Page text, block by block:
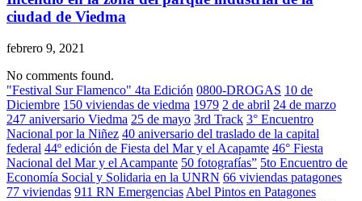
ciudad de Viedma
febrero 9, 2021
No comments found.
"Festival Sur Flamenco" 4ta Edición 0800-DROGAS 10 de
Diciembre 150 viviendas de viedma 1979 2 de abril 24 de marzo
247 aniversario Viedma 25 de mayo 3rd Track 3° Encuentro
Nacional por la Niñez 40 aniversario del traslado de la capital
federal 44º edición de Fiesta del Mar y el Acapamte 46° Fiesta
Nacional del Mar y el Acampante 50 fotografías” 5to Encuentro de
Economía Social y Solidaria en la UNRN 66 viviendas patagones
77 viviendas 911 RN Emergencias Abel Pintos en Patagones